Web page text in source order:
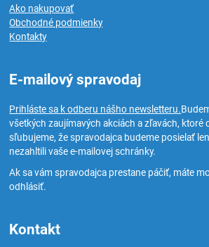
Ako nakupovať
Obchodné podmienky
Kontakty
E-mailový spravodaj
Prihláste sa k odberu nášho newsletteru.
všetkých zaujímavých akciách a zľavách, ktoré
sľubujeme, že spravodajca budeme posielať
nezahltili vaše e-mailovej schránky.
Ak sa vám spravodajca prestane páčiť, máte
odhlásiť.
Kontakt